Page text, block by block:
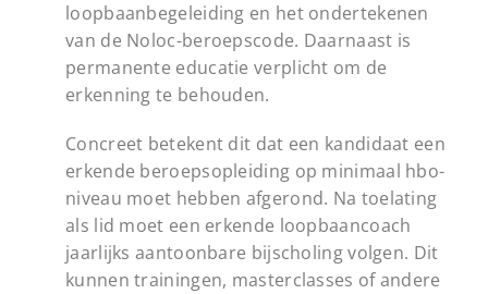
loopbaanbegeleiding en het ondertekenen
van de Noloc-beroepscode. Daarnaast is
permanente educatie verplicht om de
erkenning te behouden.
Concreet betekent dit dat een kandidaat een
erkende beroepsopleiding op minimaal hbo-
niveau moet hebben afgerond. Na toelating
als lid moet een erkende loopbaancoach
jaarlijks aantoonbare bijscholing volgen. Dit
kunnen trainingen, masterclasses of andere